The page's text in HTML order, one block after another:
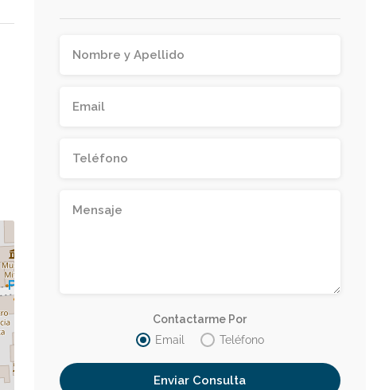
Contactarme Por
Email
Teléfono